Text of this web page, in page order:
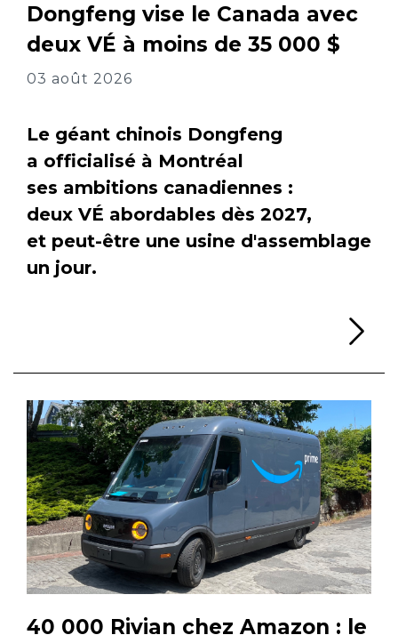
Dongfeng vise le Canada avec
deux VÉ à moins de 35 000 $
03 août 2026
Le géant chinois Dongfeng
a officialisé à Montréal
ses ambitions canadiennes :
deux VÉ abordables dès 2027,
et peut-être une usine d'assemblage
un jour.
40 000 Rivian chez Amazon : le